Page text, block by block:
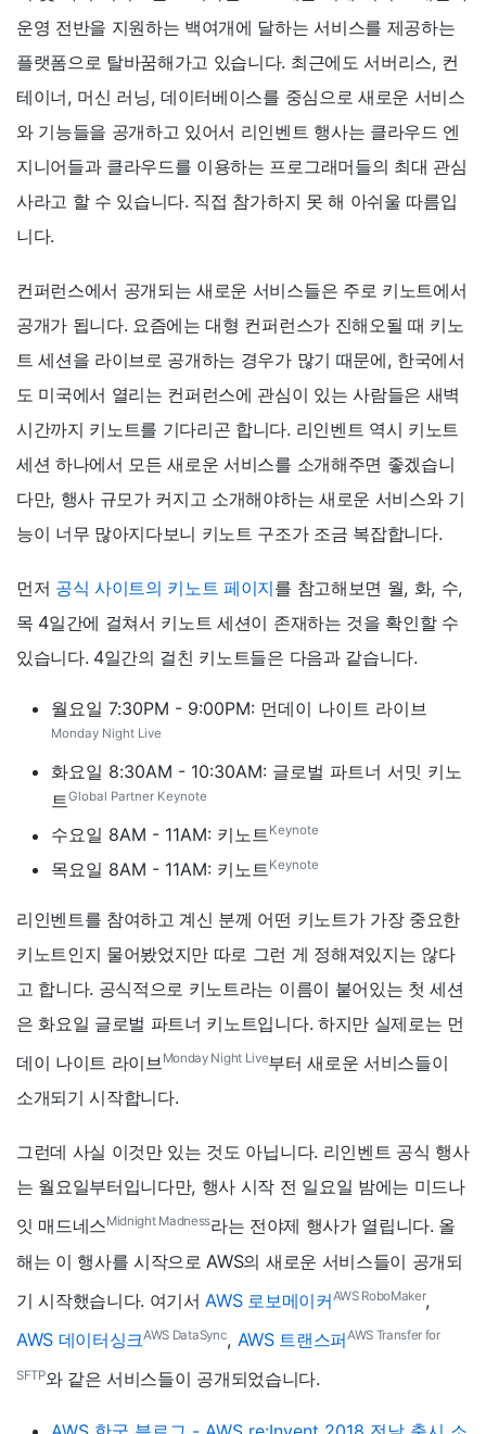
운영 전반을 지원하는 백여개에 달하는 서비스를 제공하는
플랫폼으로 탈바꿈해가고 있습니다. 최근에도 서버리스, 컨
테이너, 머신 러닝, 데이터베이스를 중심으로 새로운 서비스
와 기능들을 공개하고 있어서 리인벤트 행사는 클라우드 엔
지니어들과 클라우드를 이용하는 프로그래머들의 최대 관심
사라고 할 수 있습니다. 직접 참가하지 못 해 아쉬울 따름입
니다.
컨퍼런스에서 공개되는 새로운 서비스들은 주로 키노트에서
공개가 됩니다. 요즘에는 대형 컨퍼런스가 진해오될 때 키노
트 세션을 라이브로 공개하는 경우가 많기 때문에, 한국에서
도 미국에서 열리는 컨퍼런스에 관심이 있는 사람들은 새벽
시간까지 키노트를 기다리곤 합니다. 리인벤트 역시 키노트
세션 하나에서 모든 새로운 서비스를 소개해주면 좋겠습니
다만, 행사 규모가 커지고 소개해야하는 새로운 서비스와 기
능이 너무 많아지다보니 키노트 구조가 조금 복잡합니다.
먼저 공식 사이트의 키노트 페이지를 참고해보면 월, 화, 수,
목 4일간에 걸쳐서 키노트 세션이 존재하는 것을 확인할 수
있습니다. 4일간의 걸친 키노트들은 다음과 같습니다.
월요일 7:30PM - 9:00PM: 먼데이 나이트 라이브
Monday Night Live
화요일 8:30AM - 10:30AM: 글로벌 파트너 서밋 키노
트Global Partner Keynote
수요일 8AM - 11AM: 키노트Keynote
목요일 8AM - 11AM: 키노트 Keynote
리인벤트를 참여하고 계신 분께 어떤 키노트가 가장 중요한
키노트인지 물어봤었지만 따로 그런 게 정해져있지는 않다
고 합니다. 공식적으로 키노트라는 이름이 붙어있는 첫 세션
은 화요일 글로벌 파트너 키노트입니다. 하지만 실제로는 먼
데이 나이트 라이브Monday Night Live부터 새로운 서비스들이
소개되기 시작합니다.
그런데 사실 이것만 있는 것도 아닙니다. 리인벤트 공식 행사
는 월요일부터입니다만, 행사 시작 전 일요일 밤에는 미드나
잇 매드네스Midnight Madness라는 전야제 행사가 열립니다. 올
해는 이 행사를 시작으로 AWS의 새로운 서비스들이 공개되
기 시작했습니다. 여기서AWS 로보메이커 AWS RoboMaker,
AWS 데이터싱크AWS DataSync, AWS 트랜스퍼AWS Transfer for
SFTP와 같은 서비스들이 공개되었습니다.